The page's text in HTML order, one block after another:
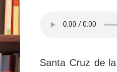
Santa Cruz de